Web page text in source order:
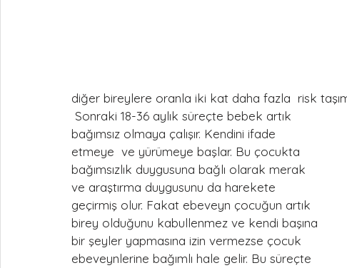
diğer bireylere oranla iki kat daha fazla  risk
bağımsız olmaya çalışır. Kendini ifade
etmeye  ve yürümeye başlar. Bu çocukta
bağımsızlık duygusuna bağlı olarak merak
ve araştırma duygusunu da harekete
geçirmiş olur. Fakat ebeveyn çocuğun artık
birey olduğunu kabullenmez ve kendi başına
bir şeyler yapmasına izin vermezse çocuk
ebeveynlerine bağımlı hale gelir. Bu süreçte